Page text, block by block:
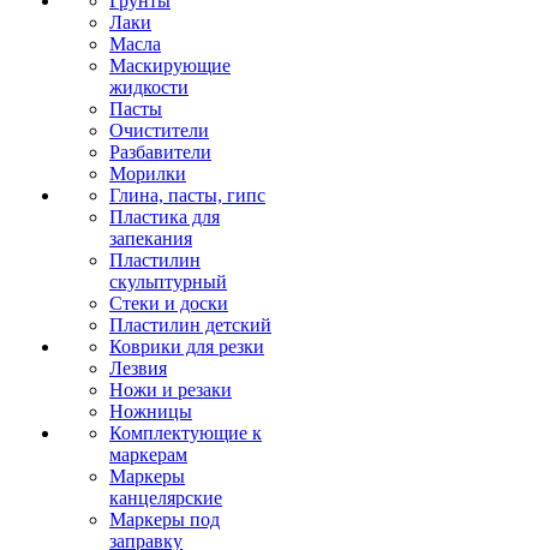
Лаки
Масла
Маскирующие
жидкости
Пасты
Очистители
Разбавители
Морилки
Глина, пасты, гипс
Пластика для
запекания
Пластилин
скульптурный
Стеки и доски
Пластилин детский
Коврики для резки
Лезвия
Ножи и резаки
Ножницы
Комплектующие к
маркерам
Маркеры
канцелярские
Маркеры под
заправку